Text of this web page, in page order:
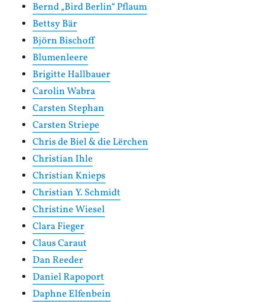
Bernd „Bird Berlin“ Pflaum
Bettsy Bär
Björn Bischoff
Blumenleere
Brigitte Hallbauer
Carolin Wabra
Carsten Stephan
Carsten Striepe
Chris de Biel & die Lërchen
Christian Ihle
Christian Knieps
Christian Y. Schmidt
Christine Wiesel
Clara Fieger
Claus Caraut
Dan Reeder
Daniel Rapoport
Daphne Elfenbein